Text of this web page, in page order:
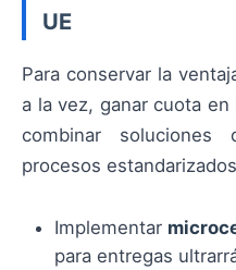
UE
Para conservar la
a la vez, ganar cuota
combinar
procesos
Implementar
para entregas